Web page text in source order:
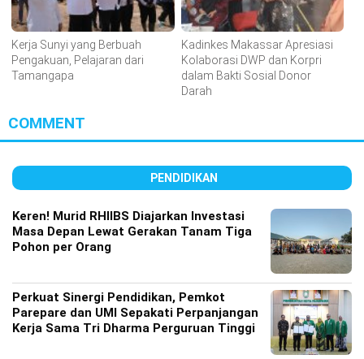
Kerja Sunyi yang Berbuah
Pengakuan, Pelajaran dari
Tamangapa
Kadinkes Makassar Apresiasi
Kolaborasi DWP dan Korpri
dalam Bakti Sosial Donor
Darah
COMMENT
PENDIDIKAN
Keren! Murid RHIIBS Diajarkan Investasi
Masa Depan Lewat Gerakan Tanam Tiga
Pohon per Orang
Perkuat Sinergi Pendidikan, Pemkot
Parepare dan UMI Sepakati Perpanjangan
Kerja Sama Tri Dharma Perguruan Tinggi